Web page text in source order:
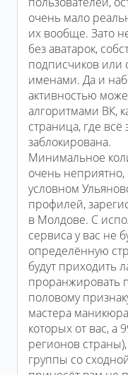
очень мало
их вообще. Зато
без аватарок,
подписчиков или
именами. Да и
активностью
алгоритмами ВК,
страница, где всё
заблокирована.
Минимальное
очень неприятно,
условном
профилей,
в Молдове. С
сервиса у вас не
определённую
будут приходить
проранжировать
половому
мастера
которых от вас, а
регионов
группы со